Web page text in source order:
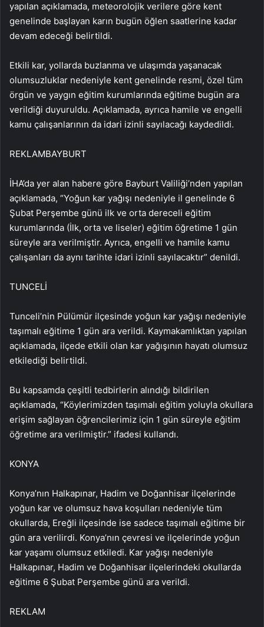
yapılan açıklamada, meteorolojik verilere göre kent
genelinde başlayan karın bugün öğlen saatlerine kadar
devam edeceği belirtildi.
Etkili kar, yollarda buzlanma ve ulaşımda yaşanacak
olumsuzluklar nedeniyle kent genelinde resmi, özel tüm
örgün ve yaygın eğitim kurumlarında eğitime bugün ara
verildiği duyuruldu. Açıklamada, ayrıca hamile ve engelli
kamu çalışanlarının da idari izinli sayılacağı kaydedildi.
REKLAMBAYBURT
İHA’da yer alan habere göre Bayburt Valiliği’nden yapılan
açıklamada, “Yoğun kar yağışı nedeniyle il genelinde 6
Şubat Perşembe günü ilk ve orta dereceli eğitim
kurumlarında (İlk, orta ve liseler) eğitim öğretime 1 gün
süreyle ara verilmiştir. Ayrıca, engelli ve hamile kamu
çalışanları da aynı tarihte idari izinli sayılacaktır” denildi.
TUNCELİ
Tunceli’nin Pülümür ilçesinde yoğun kar yağışı nedeniyle
taşımalı eğitime 1 gün ara verildi. Kaymakamlıktan yapılan
açıklamada, ilçede etkili olan kar yağışının hayatı olumsuz
etkilediği belirtildi.
Bu kapsamda çeşitli tedbirlerin alındığı bildirilen
açıklamada, “Köylerimizden taşımalı eğitim yoluyla okullara
erişim sağlayan öğrencilerimiz için 1 gün süreyle eğitim
öğretime ara verilmiştir.” ifadesi kullandı.
KONYA
Konya’nın Halkapınar, Hadim ve Doğanhisar ilçelerinde
yoğun kar ve olumsuz hava koşulları nedeniyle tüm
okullarda, Ereğli ilçesinde ise sadece taşımalı eğitime bir
gün ara verilirdi. Konya’nın çevresi ve ilçelerinde yoğun
kar yaşamı olumsuz etkiledi. Kar yağışı nedeniyle
Halkapınar, Hadim ve Doğanhisar ilçelerindeki okullarda
eğitime 6 Şubat Perşembe günü ara verildi.
REKLAM